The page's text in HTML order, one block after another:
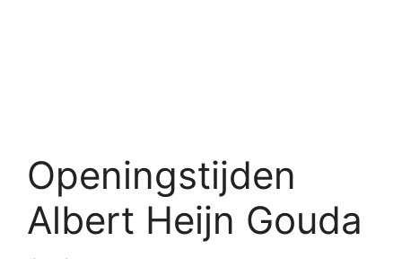
Openingstijden
Albert Heijn Gouda